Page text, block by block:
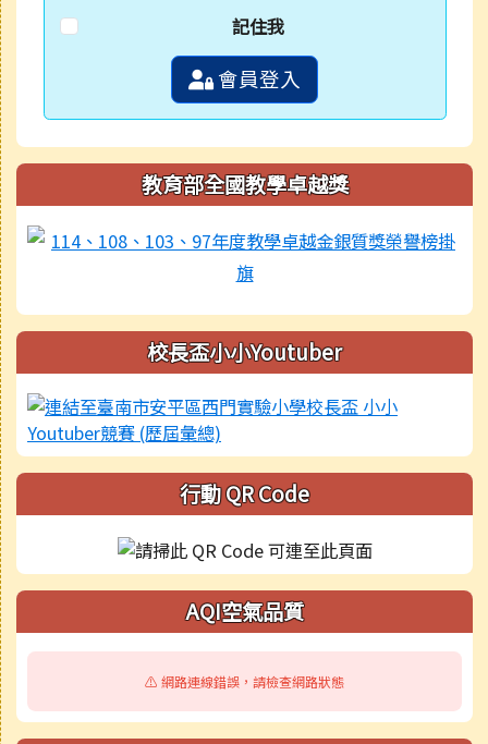
記住我
會員登入
教育部全國教學卓越獎
校長盃小小Youtuber
行動 QR Code
AQI空氣品質
⚠️ 網路連線錯誤，請檢查網路狀態